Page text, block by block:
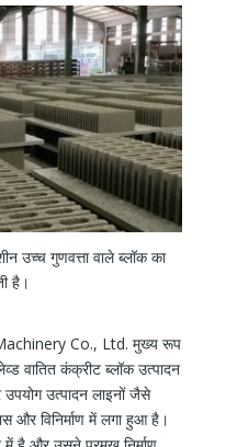
उच्च गुणवत्ता वाले ब्लॉक का
है।
Co., Ltd. मुख्य रूप
वातित कंक्रीट ब्लॉक उत्पादन
उत्पादन लाइनों जैसे
और विनिर्माण में लगा हुआ है।